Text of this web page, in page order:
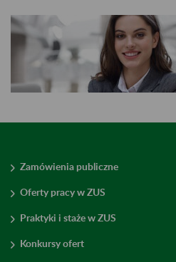
Zamówienia publiczne
Oferty pracy w ZUS
Praktyki i staże w ZUS
Konkursy ofert